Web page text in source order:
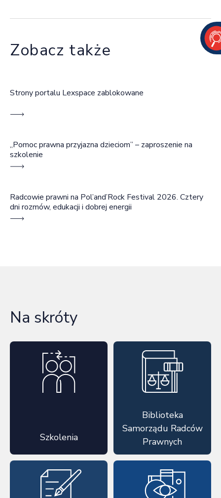
Zobacz także
Strony portalu Lexspace zablokowane
„Pomoc prawna przyjazna dzieciom” – zaproszenie na
szkolenie
Radcowie prawni na Pol’and’Rock Festival 2026. Cztery
dni rozmów, edukacji i dobrej energii
Na skróty
Szkolenia
Biblioteka
Samorządu Radców
Prawnych